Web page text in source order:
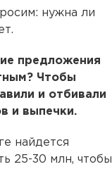
нужна ли
предложения
Чтобы
и отбивали
и выпечки.
найдется
25-30 млн, чтобы